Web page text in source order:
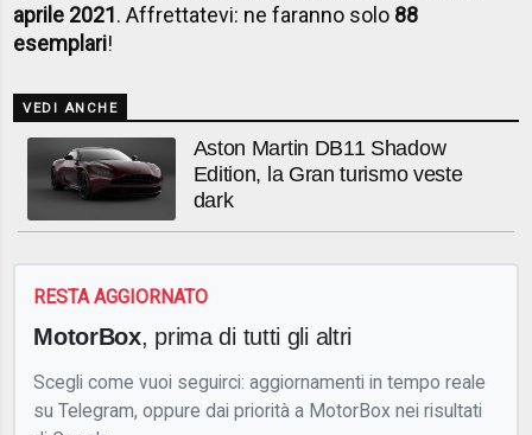
aprile 2021. Affrettatevi: ne faranno solo 88
esemplari!
VEDI ANCHE
Aston Martin DB11 Shadow
Edition, la Gran turismo veste
dark
RESTA AGGIORNATO
MotorBox, prima di tutti gli altri
Scegli come vuoi seguirci: aggiornamenti in tempo reale
su Telegram, oppure dai priorità a MotorBox nei risultati